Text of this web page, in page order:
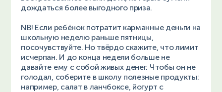
дождаться более выгодного приза.
NB! Если ребёнок потратит карманные деньги на
школьную неделю раньше пятницы,
посочувствуйте. Но твёрдо скажите, что лимит
исчерпан. И до конца недели больше не
давайте ему с собой живых денег. Чтобы он не
голодал, соберите в школу полезные продукты:
например, салат в ланчбоксе, йогурт с